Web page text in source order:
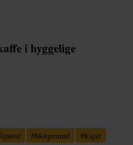
i hyggelige
#Morgenmad #Kager